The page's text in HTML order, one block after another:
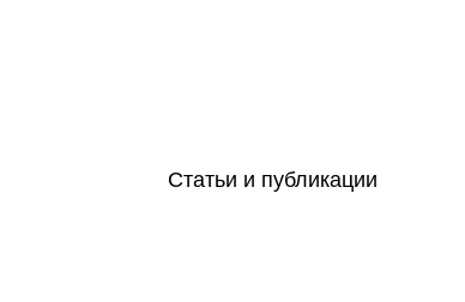
Статьи и публикации